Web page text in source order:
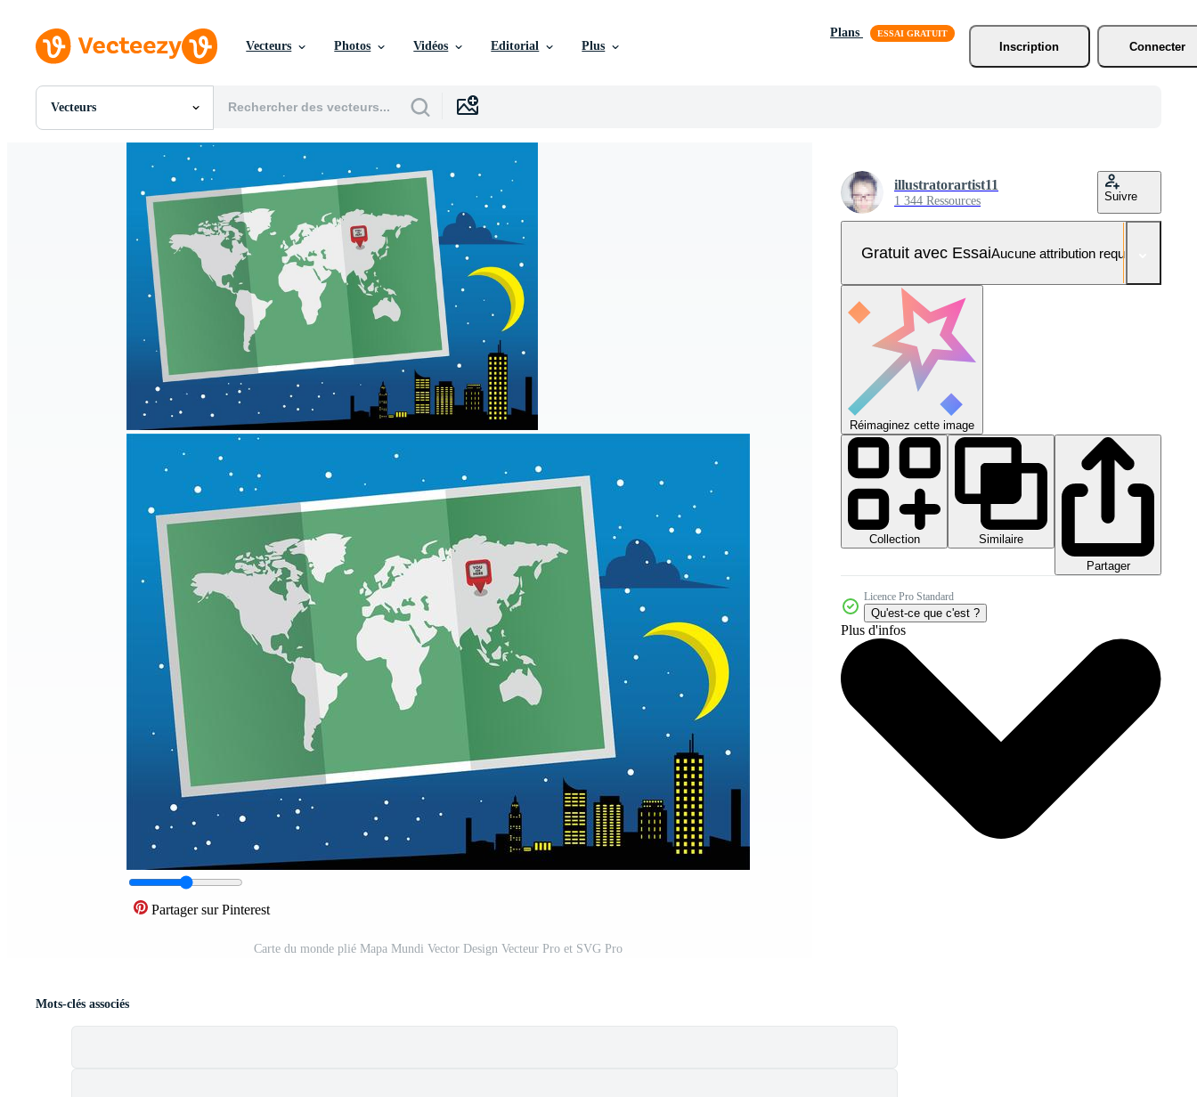
Vecteurs Photos Vidéos Editorial Plus
Plans
Inscription
Connecter
Vecteurs
Toutes Images
Motion graphics
Images Éditoriales
Événements Éditoriaux
Partager sur Pinterest
Carte du monde plié Mapa Mundi Vector Design Vecteur Pro et SVG Pro
illustratorartist11
1 344 Ressources Suivre
Gratuit avec EssaiAucune attribution requise
Réimaginez cette image
Collection
Similaire
Partager
Licence Pro Standard
Qu'est-ce que c'est ?
Plus d'infos
Mots-clés associés